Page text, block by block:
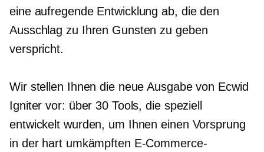
eine aufregende Entwicklung ab, die den
Ausschlag zu Ihren Gunsten zu geben
verspricht.
Wir stellen Ihnen die neue Ausgabe von Ecwid
Igniter vor: über 30 Tools, die speziell
entwickelt wurden, um Ihnen einen Vorsprung
in der hart umkämpften E-Commerce-